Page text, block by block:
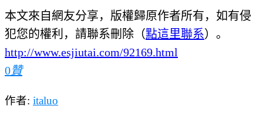
本文來自網友分享，版權歸原作者所有，如有侵
犯您的權利，請聯系刪除（點這里聯系）。
http://www.esjiutai.com/92169.html
0贊
作者: italuo